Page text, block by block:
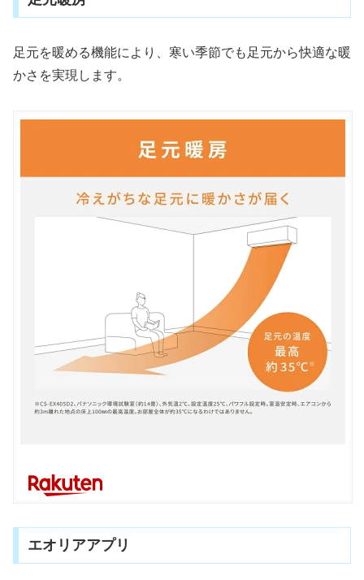
足元を暖める機能により、寒い季節でも足元から快適な暖
かさを実現します。
エオリアアプリ